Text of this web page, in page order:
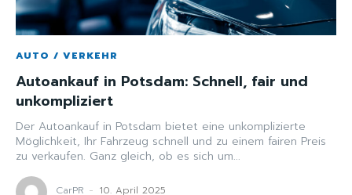
AUTO / VERKEHR
Autoankauf in Potsdam: Schnell, fair und
unkompliziert
Der Autoankauf in Potsdam bietet eine unkomplizierte
Möglichkeit, Ihr Fahrzeug schnell und zu einem fairen Preis
zu verkaufen. Ganz gleich, ob es sich um...
CarPR - 10. April 2025